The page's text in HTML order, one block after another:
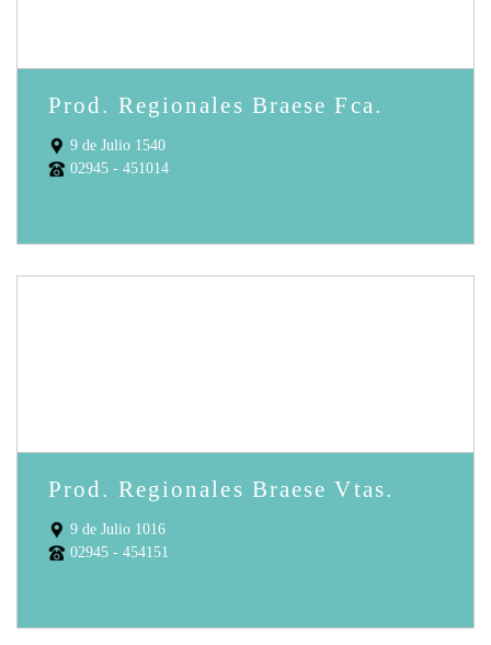
Prod. Regionales Braese Fca.
9 de Julio 1540
02945 - 451014
Prod. Regionales Braese Vtas.
9 de Julio 1016
02945 - 454151